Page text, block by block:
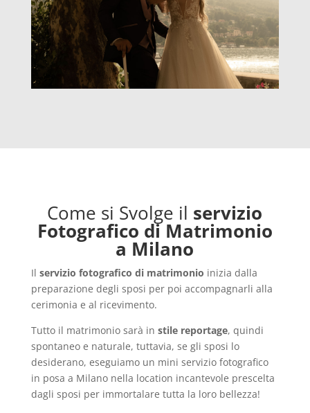
Come si Svolge il servizio
Fotografico di Matrimonio
a Milano
Il servizio fotografico di matrimonio inizia dalla
preparazione degli sposi per poi accompagnarli alla
cerimonia e al ricevimento.
Tutto il matrimonio sarà in stile reportage, quindi
spontaneo e naturale, tuttavia, se gli sposi lo
desiderano, eseguiamo un mini servizio fotografico
in posa a Milano nella location incantevole prescelta
dagli sposi per immortalare tutta la loro bellezza!